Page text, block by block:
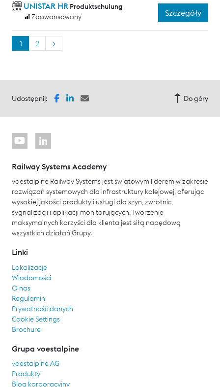
UNISTAR HR Produktschulung
Zaawansowany
Szczegóły
1 2 >
Udostępnij: Do góry
Railway Systems Academy
voestalpine Railway Systems jest światowym liderem w zakresie
rozwiązań systemowych dla infrastruktury kolejowej, oferując
wysokiej jakości produkty i usługi dla szyn, zwrotnic,
sygnalizacji i aplikacji monitorujących. Tworzenie
maksymalnych korzyści dla klienta jest siłą napędową
wszystkich działań Grupy.
Linki
Lokalizacje
Wiadomości
O nas
Regulamin
Prywatność danych
Cookie Settings
Brochure
Grupa voestalpine
voestalpine AG
Produkty
Blog korporacyjny